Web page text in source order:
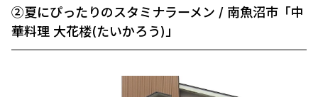
②夏にぴったりのスタミナラーメン / 南魚沼市「中
華料理 大花楼(たいかろう)」